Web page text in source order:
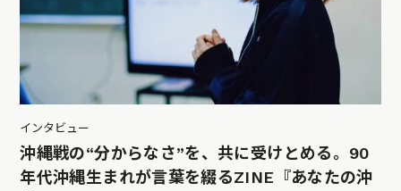
インタビュー
沖縄戦の“分からなさ”を、共に受けとめる。90
年代沖縄生まれが言葉を綴るZINE『あなたの沖